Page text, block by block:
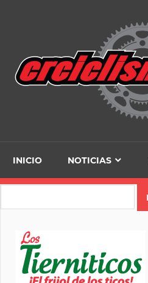
INICIO NOTICIAS